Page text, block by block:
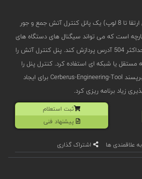
FC724-ZA (4 لوپ، قابل ارتقا تا 8 لوپ) یک پانل کنترل آتش جمع و جور
است که می تواند سیگنال های دستگاه های
Cerberus™ PRO را با حداکثر 504 آدرس پردازش کند. پنل کنترل آتش را
یا شبکه ای استفاده کرد. کنترل پنل را
می توان با یک ابزار کاربرپسند Cerberus-Engineering-Tool برای ایجاد
زیاد برنامه ریزی کرد.
ثبت استعلام
پیشنهاد فنی
علاقمندی ها اشتراک گذاری